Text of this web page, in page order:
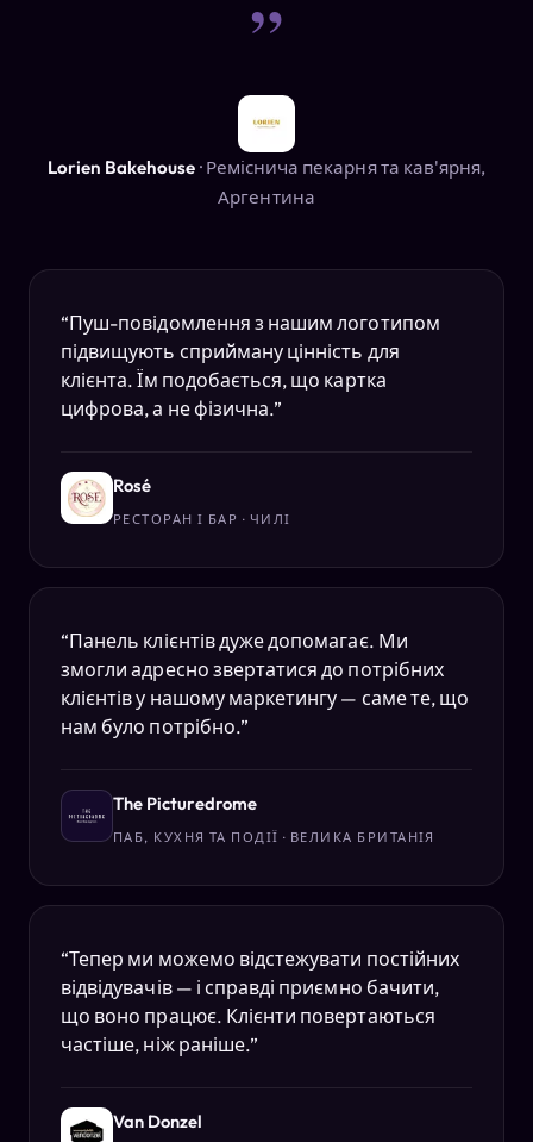
Lorien Bakehouse · Реміснича пекарня та кав'ярня,
Аргентина
“Пуш-повідомлення з нашим логотипом
підвищують сприйману цінність для
клієнта. Їм подобається, що картка
цифрова, а не фізична.”
Rosé
РЕСТОРАН І БАР · ЧИЛІ
“Панель клієнтів дуже допомагає. Ми
змогли адресно звертатися до потрібних
клієнтів у нашому маркетингу — саме те, що
нам було потрібно.”
The Picturedrome
ПАБ, КУХНЯ ТА ПОДІЇ · ВЕЛИКА БРИТАНІЯ
“Тепер ми можемо відстежувати постійних
відвідувачів — і справді приємно бачити,
що воно працює. Клієнти повертаються
частіше, ніж раніше.”
Van Donzel